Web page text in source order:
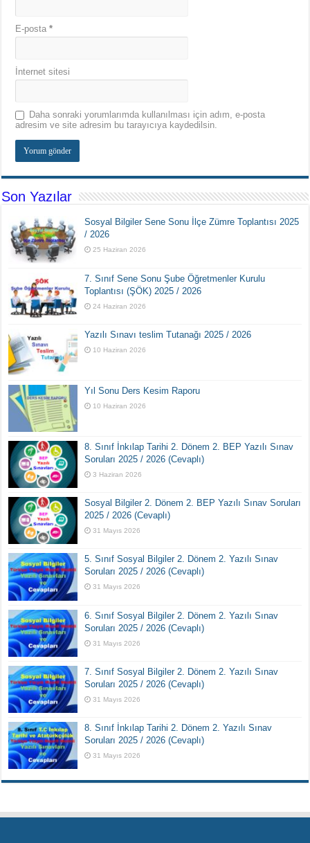
E-posta*
İnternet sitesi
Daha sonraki yorumlarımda kullanılması için adım, e-posta
adresim ve site adresim bu tarayıcıya kaydedilsin.
Son Yazılar
Sosyal Bilgiler Sene Sonu İlçe Zümre Toplantısı 2025
/ 2026
25 Haziran 2026
7. Sınıf Sene Sonu Şube Öğretmenler Kurulu
Toplantısı (ŞÖK) 2025 / 2026
24 Haziran 2026
Yazılı Sınavı teslim Tutanağı 2025 / 2026
10 Haziran 2026
Yıl Sonu Ders Kesim Raporu
10 Haziran 2026
8. Sınıf İnkılap Tarihi 2. Dönem 2. BEP Yazılı Sınav
Soruları 2025 / 2026 (Cevaplı)
3 Haziran 2026
Sosyal Bilgiler 2. Dönem 2. BEP Yazılı Sınav Soruları
2025 / 2026 (Cevaplı)
31 Mayıs 2026
5. Sınıf Sosyal Bilgiler 2. Dönem 2. Yazılı Sınav
Soruları 2025 / 2026 (Cevaplı)
31 Mayıs 2026
6. Sınıf Sosyal Bilgiler 2. Dönem 2. Yazılı Sınav
Soruları 2025 / 2026 (Cevaplı)
31 Mayıs 2026
7. Sınıf Sosyal Bilgiler 2. Dönem 2. Yazılı Sınav
Soruları 2025 / 2026 (Cevaplı)
31 Mayıs 2026
8. Sınıf İnkılap Tarihi 2. Dönem 2. Yazılı Sınav
Soruları 2025 / 2026 (Cevaplı)
31 Mayıs 2026